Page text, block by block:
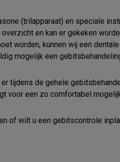
(trilapparaat) en speciale
overzicht en kan er gekeken
worden, kunnen wij een
mogelijk een
tijdens de gehele
voor een zo comfortabel
of wilt u een gebitscontrole